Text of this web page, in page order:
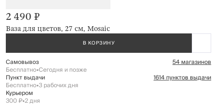
Ваза для цветов, 27 см, Mosaic
2 490 ₽
В КОРЗИНУ
Самовывоз 54 магазинов
Бесплатно•Сегодня и позже
Пункт выдачи 1614 пунктов выдачи
Бесплатно•3 рабочих дня
Курьером
300 ₽•2 дня